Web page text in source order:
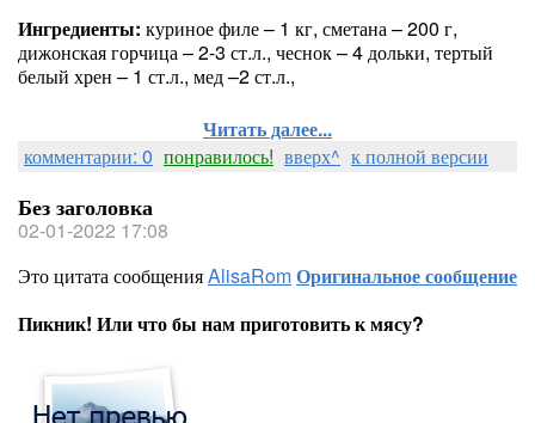
Ингредиенты: куриное филе – 1 кг, сметана – 200 г,
дижонская горчица – 2-3 ст.л., чеснок – 4 дольки, тертый
белый хрен – 1 ст.л., мед –2 ст.л.,
Читать далее...
комментарии: 0 понравилось! вверх^ к полной версии
Без заголовка
02-01-2022 17:08
Это цитата сообщенияAlisaRomОригинальное сообщение
Пикник! Или что бы нам приготовить к мясу?